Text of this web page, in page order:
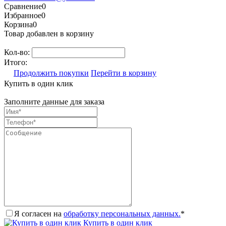
Сравнение0
Избранное0
Корзина0
Товар добавлен в корзину
Кол-во:
Итого:
Продолжить покупки Перейти в корзину
Купить в один клик
Заполните данные для заказа
Я согласен на обработку персональных данных.*
Купить в один клик